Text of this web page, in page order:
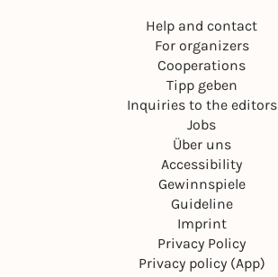
Help and contact
For organizers
Cooperations
Tipp geben
Inquiries to the editors
Jobs
Über uns
Accessibility
Gewinnspiele
Guideline
Imprint
Privacy Policy
Privacy policy (App)